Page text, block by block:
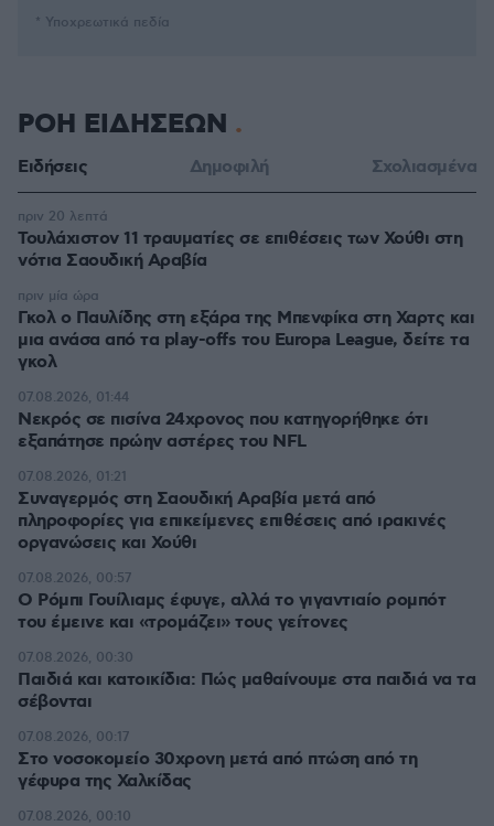
* Υποχρεωτικά πεδία
ΡΟΗ ΕΙΔΗΣΕΩΝ
Ειδήσεις Δημοφιλή Σχολιασμένα
Τουλάχιστον 11 τραυματίες σε επιθέσεις των Χούθι στη
νότια Σαουδική Αραβία
πριν 20 λεπτά
Γκολ ο Παυλίδης στη εξάρα της Μπενφίκα στη Χαρτς και
μια ανάσα από τα play-offs του Europa League, δείτε τα
γκολ
πριν μία ώρα
Νεκρός σε πισίνα 24χρονος που κατηγορήθηκε ότι
εξαπάτησε πρώην αστέρες του NFL
07.08.2026, 01:44
Συναγερμός στη Σαουδική Αραβία μετά από
πληροφορίες για επικείμενες επιθέσεις από ιρακινές
οργανώσεις και Χούθι
07.08.2026, 01:21
Ο Ρόμπι Γουίλιαμς έφυγε, αλλά το γιγαντιαίο ρομπότ
του έμεινε και «τρομάζει» τους γείτονες
07.08.2026, 00:57
Παιδιά και κατοικίδια: Πώς μαθαίνουμε στα παιδιά να τα
σέβονται
07.08.2026, 00:30
Στο νοσοκομείο 30χρονη μετά από πτώση από τη
γέφυρα της Χαλκίδας
07.08.2026, 00:17
07.08.2026, 00:10